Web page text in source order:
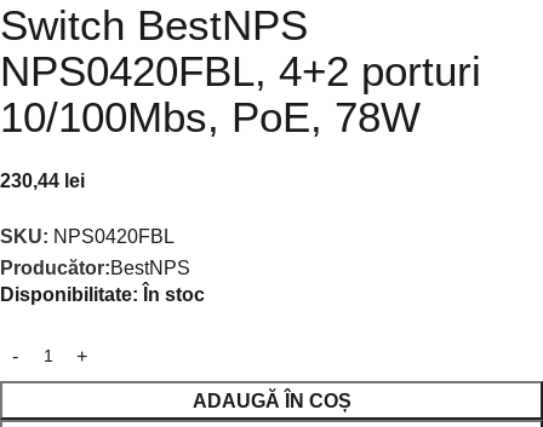
Switch BestNPS
NPS0420FBL, 4+2 porturi
10/100Mbs, PoE, 78W
230,44 lei
SKU: NPS0420FBL
Producător:BestNPS
Disponibilitate: În stoc
ADAUGĂ ÎN COȘ